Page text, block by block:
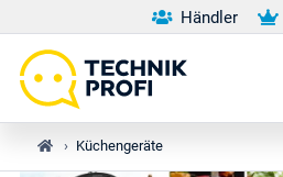
Händler
› Küchengeräte